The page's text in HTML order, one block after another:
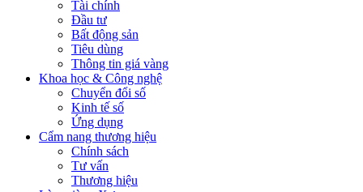
Tài chính
Đầu tư
Bất động sản
Tiêu dùng
Thông tin giá vàng
Khoa học & Công nghệ
Chuyển đổi số
Kinh tế số
Ứng dụng
Cẩm nang thương hiệu
Chính sách
Tư vấn
Thương hiệu